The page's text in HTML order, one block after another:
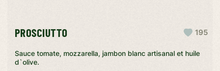
PROSCIUTTO 195
Sauce tomate, mozzarella, jambon blanc artisanal et huile
d`olive.